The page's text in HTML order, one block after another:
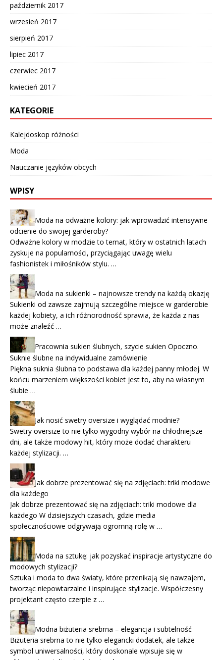
październik 2017
wrzesień 2017
sierpień 2017
lipiec 2017
czerwiec 2017
kwiecień 2017
KATEGORIE
Kalejdoskop różności
Moda
Nauczanie języków obcych
WPISY
Moda na odważne kolory: jak wprowadzić intensywne
odcienie do swojej garderoby?
Odważne kolory w modzie to temat, który w ostatnich latach
zyskuje na popularności, przyciągając uwagę wielu
fashionistek i miłośników stylu. …
Moda na sukienki – najnowsze trendy na każdą okazję
Sukienki od zawsze zajmują szczególne miejsce w garderobie
każdej kobiety, a ich różnorodność sprawia, że każda z nas
może znaleźć …
Pracownia sukien ślubnych, szycie sukien Opoczno.
Suknie ślubne na indywidualne zamówienie
Piękna suknia ślubna to podstawa dla każdej panny młodej. W
końcu marzeniem większości kobiet jest to, aby na własnym
ślubie …
Jak nosić swetry oversize i wyglądać modnie?
Swetry oversize to nie tylko wygodny wybór na chłodniejsze
dni, ale także modowy hit, który może dodać charakteru
każdej stylizacji. …
Jak dobrze prezentować się na zdjęciach: triki modowe
dla każdego
Jak dobrze prezentować się na zdjęciach: triki modowe dla
każdego W dzisiejszych czasach, gdzie media
społecznościowe odgrywają ogromną rolę w …
Moda na sztukę: jak pozyskać inspiracje artystyczne do
modowych stylizacji?
Sztuka i moda to dwa światy, które przenikają się nawzajem,
tworząc niepowtarzalne i inspirujące stylizacje. Współczesny
projektant często czerpie z …
Modna biżuteria srebrna – elegancja i subtelność
Biżuteria srebrna to nie tylko elegancki dodatek, ale także
symbol uniwersalności, który doskonale wpisuje się w